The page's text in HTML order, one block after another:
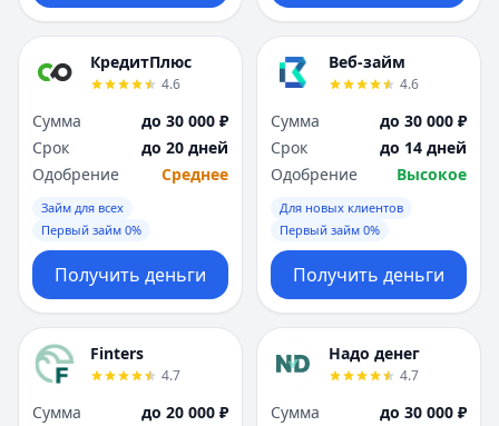
КредитПлюс
4.6
Сумма
до 30 000 ₽
Срок
до 20 дней
Одобрение
Среднее
Займ для всех
Первый займ 0%
Получить деньги
Веб-займ
4.6
Сумма
до 30 000 ₽
Срок
до 14 дней
Одобрение
Высокое
Для новых клиентов
Первый займ 0%
Получить деньги
Finters
4.7
Сумма
до 20 000 ₽
Надо денег
4.7
Сумма
до 30 000 ₽